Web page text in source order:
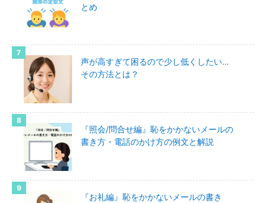
とめ
声が高すぎて困るので少し低くしたい…
その方法とは？
『照会/問合せ編』恥をかかないメールの
書き方・電話のかけ方の例文と解説
『お礼編』恥をかかないメールの書き